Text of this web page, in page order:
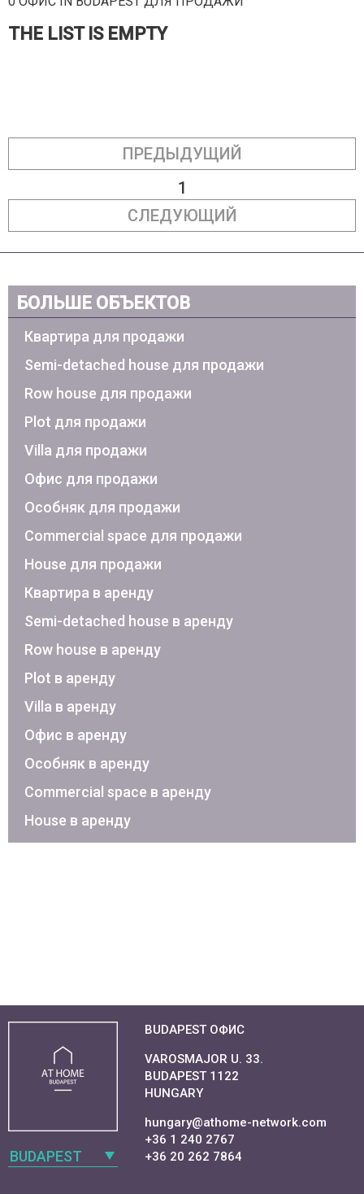
THE LIST IS EMPTY
ПРЕДЫДУЩИЙ
1
СЛЕДУЮЩИЙ
БОЛЬШЕ ОБЪЕКТОВ
Квартира для продажи
Semi-detached house для продажи
Row house для продажи
Plot для продажи
Villa для продажи
Офис для продажи
Особняк для продажи
Commercial space для продажи
House для продажи
Квартира в аренду
Semi-detached house в аренду
Row house в аренду
Plot в аренду
Villa в аренду
Офис в аренду
Особняк в аренду
Commercial space в аренду
House в аренду
BUDAPEST
BUDAPEST ОФИС
VAROSMAJOR U. 33.
BUDAPEST 1122
HUNGARY
hungary@athome-network.com
+36 1 240 2767
+36 20 262 7864